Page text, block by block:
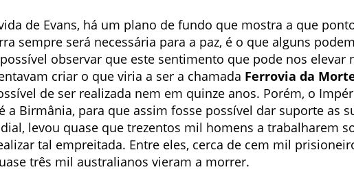
de Evans, há um plano de fundo que mostra a que
sempre será necessária para a paz, é o que alguns
observar que este sentimento que pode nos elevar
criar o que viria a ser a chamada Ferrovia da
de ser realizada nem em quinze anos. Porém, o
a Birmânia, para que assim fosse possível dar suporte as
levou quase que trezentos mil homens a trabalharem
tal empreitada. Entre eles, cerca de cem mil
três mil australianos vieram a morrer.